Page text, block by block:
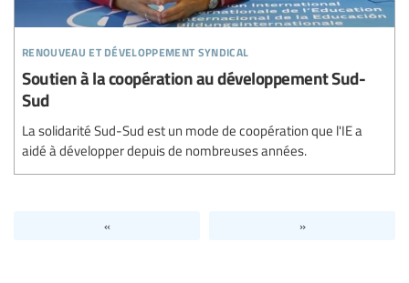
renouveau et développement syndical
Soutien à la coopération au développement Sud-
Sud
La solidarité Sud-Sud est un mode de coopération que l'IE a
aidé à développer depuis de nombreuses années.
« »